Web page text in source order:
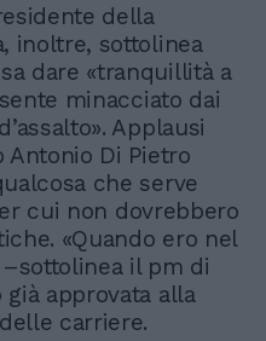
della
inoltre, sottolinea
dare «tranquillità a
minacciato dai
Applausi
Antonio Di Pietro
che serve
cui non dovrebbero
«Quando ero nel
il pm di
approvata alla
carriere.